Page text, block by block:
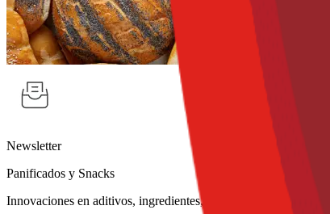
Newsletter
Panificados y Snacks
Innovaciones en aditivos, ingredientes, tecnologías y métodos